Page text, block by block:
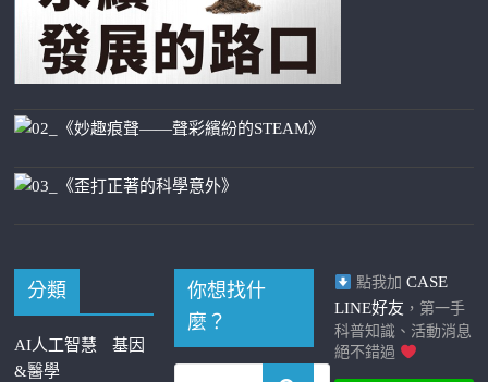
分類
AI人工智慧
基因
&醫學
你想找什
麼？
點我加 CASE
LINE好友 ，第一手
科普知識、活動消息
絕不錯過